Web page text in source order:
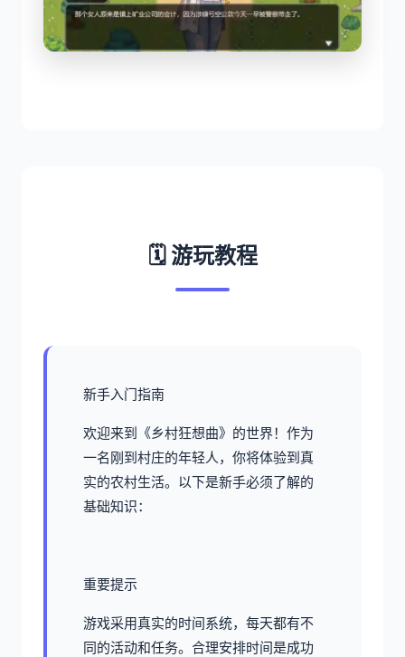
🗓️ 游玩教程
新手入门指南
欢迎来到《乡村狂想曲》的世界！作为
一名刚到村庄的年轻人，你将体验到真
实的农村生活。以下是新手必须了解的
基础知识：
重要提示
游戏采用真实的时间系统，每天都有不
同的活动和任务。合理安排时间是成功